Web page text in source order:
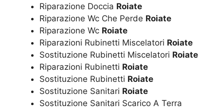
Riparazione Doccia Roiate
Riparazione Wc Che Perde Roiate
Riparazione Wc Roiate
Riparazioni Rubinetti Miscelatori Roiate
Sostituzione Rubinetti Miscelatori Roiate
Riparazioni Rubinetti Roiate
Sostituzione Rubinetti Roiate
Sostituzione Sanitari Roiate
Sostituzione Sanitari Scarico A Terra